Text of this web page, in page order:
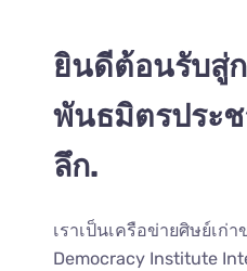
ยินดีต้อนรับสู่
พันธมิตรประช
ลึก.
เราเป็นเครือข่ายศิษย์เก่
Democracy Institute